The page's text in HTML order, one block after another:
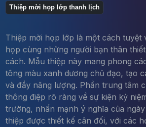
Thiệp mời họp lớp thanh lịch
Thiệp mời họp lớp là một cách tuyệt
họp cùng những người bạn thân
cách. Mẫu thiệp này mang phong
tông màu xanh dương chủ đạo, tạo
và đầy năng lượng. Phần trung tâm
thông điệp rõ ràng về sự kiện kỷ
trường, nhấn mạnh ý nghĩa của
thiệp được thiết kế cân đối, với các